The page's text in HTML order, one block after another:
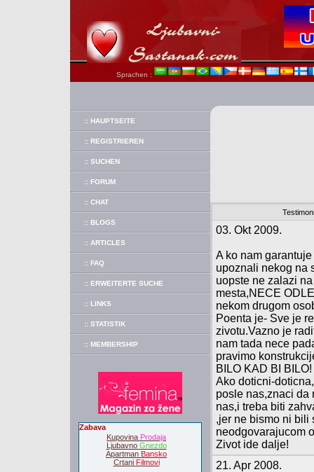
Sprachen :
:: HAUPTSEITE
:: REGISTRIEREN
:: SUCHEN
:: FORUM
:: CHAT
:: BLOGS
:: ARTICLES
:: FAQ
:: ERWEITERTE SUCHE
:: LINKS
:: STATISTIK
:: MEMBERSHIP
Zabava
Kupovina Prodaja
Ljubavno Gnezdo
Apartman Bansko
Crtani Filmovi
03. Okt 2009.
A ko nam
upoznali nekog na
uopste ne zalazi
mesta,NECE
nekom drugom
Poenta je- Sve je
zivotu.Vazno je
nam tada nece
pravimo
BILO KAD BI BILO!
Ako doticni-
posle nas,znaci da
nas,i treba biti
,jer ne bismo ni bili
neodgovarajucom
Zivot ide dalje!
21. Apr 2008.